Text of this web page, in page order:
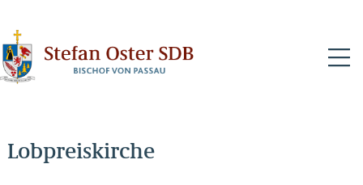
Lobpreiskirche